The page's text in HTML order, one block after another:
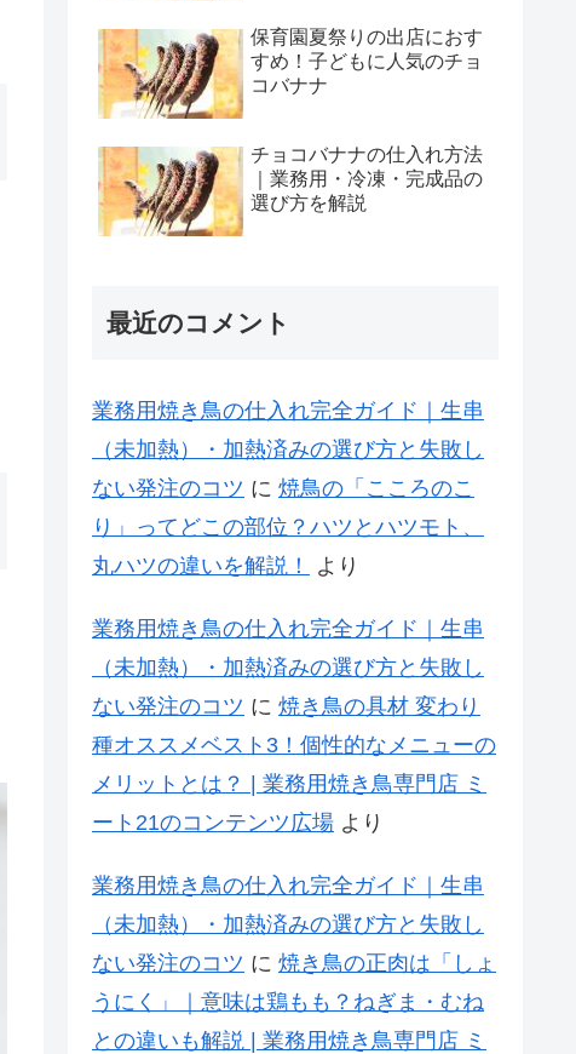
保育園夏祭りの出店におす
すめ！子どもに人気のチョ
コバナナ
チョコバナナの仕入れ方法
｜業務用・冷凍・完成品の
選び方を解説
最近のコメント
業務用焼き鳥の仕入れ完全ガイド｜生串
（未加熱）・加熱済みの選び方と失敗し
ない発注のコツ に 焼鳥の「こころのこ
り」ってどこの部位？ハツとハツモト、
丸ハツの違いを解説！
より
業務用焼き鳥の仕入れ完全ガイド｜生串
（未加熱）・加熱済みの選び方と失敗し
ない発注のコツ に 焼き鳥の具材 変わり
種オススメベスト3！個性的なメニューの
メリットとは？ | 業務用焼き鳥専門店 ミ
ート21のコンテンツ広場 より
業務用焼き鳥の仕入れ完全ガイド｜生串
（未加熱）・加熱済みの選び方と失敗し
ない発注のコツ に 焼き鳥の正肉は「しょ
うにく」｜意味は鶏もも？ねぎま・むね
との違いも解説 | 業務用焼き鳥専門店 ミ